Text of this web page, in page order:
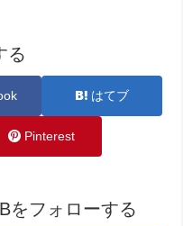
る
はてブ
Pinterest
をフォローする